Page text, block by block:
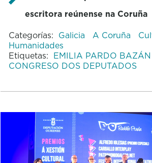
escritora reúnense na Coruña
Categorías: Galicia A Coruña
Humanidades
Etiquetas: EMILIA PARDO BAZÁN
CONGRESO DOS DEPUTADOS